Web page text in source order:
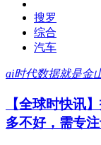
搜罗
综合
汽车
ai时代数据就是金
【全球时快讯
多不好，需专